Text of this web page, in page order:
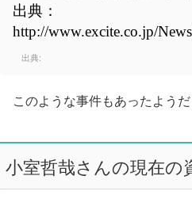
出典：
http://www.excite.co.jp/
出典:
このような事件もあったようだ
小室哲哉さんの現在の